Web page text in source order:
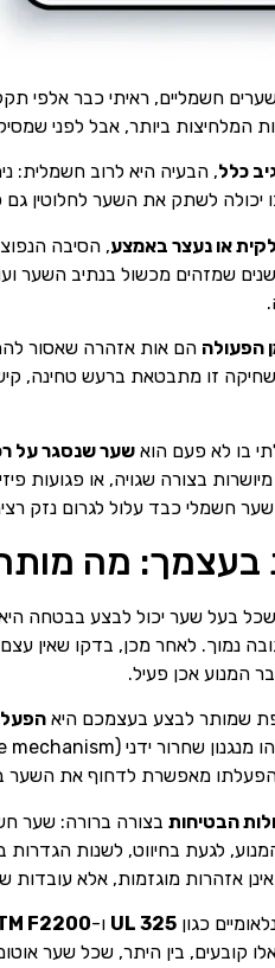
חשמליים, ראיתי כבר אלפי
המלחיצות ביותר, אבל לפני
כלל, הבעיה היא לרוב חשמלית:
לשתק את השער לחלוטין גם
או נעצר באמצע, הסיבה
שמזהים מכשול בנתיב השער
הפעולה
זו מתבטאת ברעש טחינה,
בו לא פעם הוא שער שנסגר על
מיושרות בצורה שגויה, או
חשמלי כבד עלול לגרום נזק
מה מותר
בעל שער יכול לבצע בבטחה
נמוך. לאחר מכן, בדקו שאין
המנוע אכן פעיל.
שמותר לבצע בעצמכם היא
מאפשרת לדחוף את השער
הבטיחות בצורה ברורה: שער
לגעת בחיווט, לשנות הגדרות
אזהרות מוגזמות, אלא עובדות
כגון UL 325 ו-F2200
קובעים, בין היתר, שכל שער